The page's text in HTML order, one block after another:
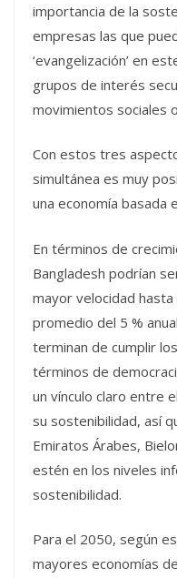
importancia de la
empresas las que
‘evangelización’ en
grupos de interés
movimientos sociales
Con estos tres
simultánea es muy
una economía basada
En términos de
Bangladesh podrían
mayor velocidad
promedio del 5 %
terminan de cumplir
términos de
un vínculo claro entre
su sostenibilidad, así
Emiratos Árabes,
estén en los niveles
sostenibilidad.
Para el 2050, según
mayores economías